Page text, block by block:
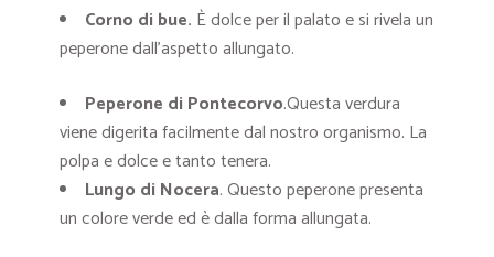
Corno di bue. È dolce per il palato e si rivela un
peperone dall’aspetto allungato.
Peperone di Pontecorvo.Questa verdura
viene digerita facilmente dal nostro organismo. La
polpa e dolce e tanto tenera.
Lungo di Nocera. Questo peperone presenta
un colore verde ed è dalla forma allungata.